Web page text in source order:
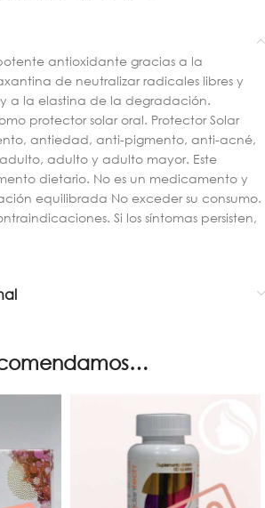
antioxidante gracias a la
de neutralizar radicales libres y
a la elastina de la degradación.
protector solar oral. Protector Solar
antiedad, anti-pigmento, anti-acné,
adulto y adulto mayor. Este
dietario. No es un medicamento y
equilibrada No exceder su consumo.
Si los síntomas persisten,